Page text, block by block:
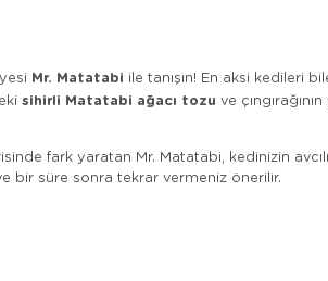
Mr. Matatabi ile tanışın! En aksi kedileri
sihirli Matatabi ağacı tozu ve
fark yaratan Mr. Matatabi, kedinizin
bir süre sonra tekrar vermeniz önerilir.